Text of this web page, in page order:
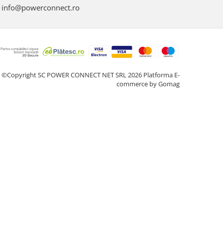
info@powerconnect.ro
©Copyright SC POWER CONNECT NET SRL 2026 Platforma E-
commerce by Gomag